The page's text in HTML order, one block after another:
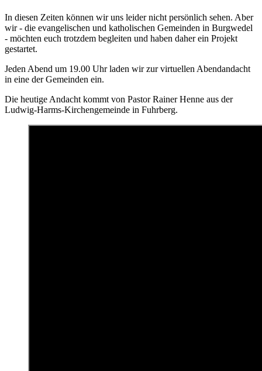
In diesen Zeiten können wir uns leider nicht persönlich sehen. Aber
wir - die evangelischen und katholischen Gemeinden in Burgwedel
- möchten euch trotzdem begleiten und haben daher ein Projekt
gestartet.
Jeden Abend um 19.00 Uhr laden wir zur virtuellen Abendandacht
in eine der Gemeinden ein.
Die heutige Andacht kommt von Pastor Rainer Henne aus der
Ludwig-Harms-Kirchengemeinde in Fuhrberg.